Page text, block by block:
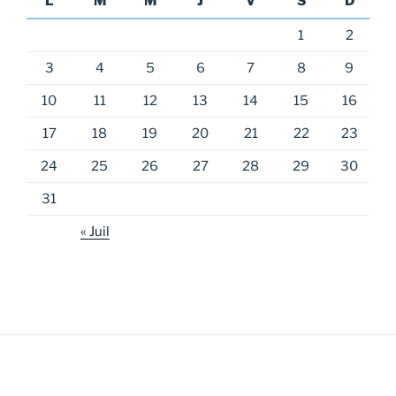
1 2
3 4 5 6 7 8 9
10 11 12 13 14 15 16
17 18 19 20 21 22 23
24 25 26 27 28 29 30
31
« Juil